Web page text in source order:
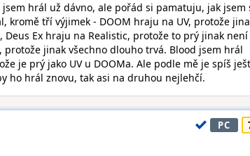
jsem hrál už dávno, ale pořád si pamatuju, jak jsem
kromě tří výjimek - DOOM hraju na UV, protože
Ex hraju na Realistic, protože to prý jinak není
jinak všechno dlouho trvá. Blood jsem hrál
je prý jako UV u DOOMa. Ale podle mě je spíš
ho hrál znovu, tak asi na druhou nejlehčí.
PC